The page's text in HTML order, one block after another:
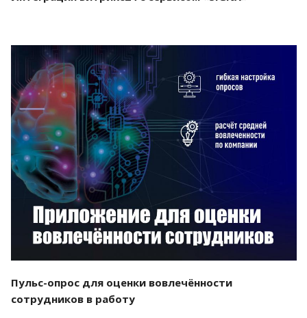
Смотреть проект
Пульс-опрос для оценки вовлечённости
сотрудников в работу